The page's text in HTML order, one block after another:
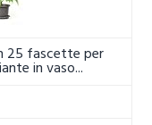
25 fascette per
in vaso...